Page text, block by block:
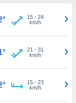
15- 24
km/h
21 - 31
km/h
15- 23
km/h